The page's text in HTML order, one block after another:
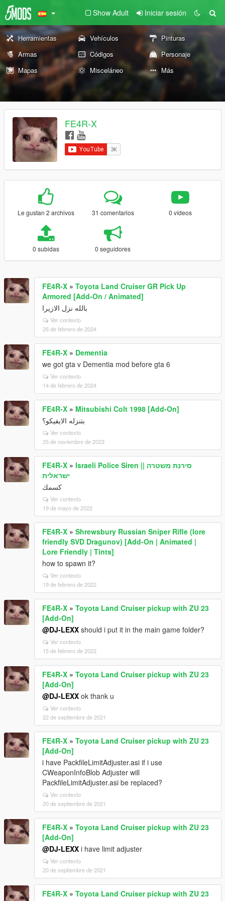
Show Adult Iniciar sesión
Herramientas Vehículos
Pinturas
Armas
Códigos
Personaje
Mapas
Misceláneo Más
FE4R-X
Le gustan 2 archivos 31 comentarios 0 vídeos
0 subidas 0 seguidores
FE4R-X » Toyota Land Cruiser GR Pick Up
Armored [Add-On / Animated]
بالله نزل الازيرا
Ver contexto
26 de febrero de 2024
FE4R-X » Dementia
we got gta v Dementia mod before gta 6
Ver contexto
14 de febrero de 2024
FE4R-X » Mitsubishi Colt 1998 [Add-On]
بتنزله الايفيكو؟
Ver contexto
25 de noviembre de 2023
FE4R-X » Israeli Police Siren || סירנת משטרה
ישראלית
كسمك
Ver contexto
19 de mayo de 2022
FE4R-X » Shrewsbury Russian Sniper Rifle (lore
friendly SVD Dragunov) [Add-On | Animated |
Lore Friendly | Tints]
how to spawn it?
Ver contexto
19 de febrero de 2022
FE4R-X » Toyota Land Cruiser pickup with ZU 23
[Add-On]
@DJ-LEXX should i put it in the main game folder?
Ver contexto
15 de febrero de 2022
FE4R-X » Toyota Land Cruiser pickup with ZU 23
[Add-On]
@DJ-LEXX ok thank u
Ver contexto
22 de septiembre de 2021
FE4R-X » Toyota Land Cruiser pickup with ZU 23
[Add-On]
i have PackfileLimitAdjuster.asi if i use
CWeaponInfoBlob Adjuster will
PackfileLimitAdjuster.asi be replaced?
Ver contexto
20 de septiembre de 2021
FE4R-X » Toyota Land Cruiser pickup with ZU 23
[Add-On]
@DJ-LEXX i have limit adjuster
Ver contexto
20 de septiembre de 2021
FE4R-X » Toyota Land Cruiser pickup with ZU 23